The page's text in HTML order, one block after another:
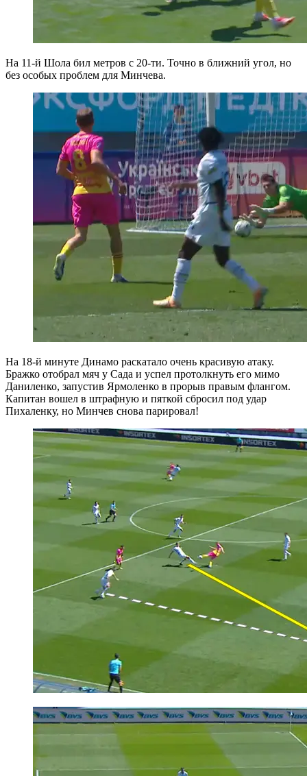
На 11-й Шола бил метров с 20-ти. Точно в ближний угол, но
без особых проблем для Минчева.
На 18-й минуте Динамо раскатало очень красивую атаку.
Бражко отобрал мяч у Сада и успел протолкнуть его мимо
Даниленко, запустив Ярмоленко в прорыв правым флангом.
Капитан вошел в штрафную и пяткой сбросил под удар
Пихаленку, но Минчев снова парировал!